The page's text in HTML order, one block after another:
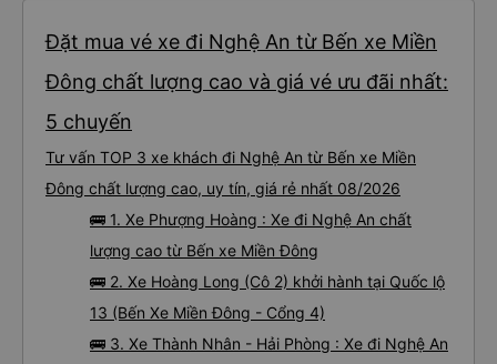
Đặt mua vé xe đi Nghệ An từ Bến xe Miền
Đông chất lượng cao và giá vé ưu đãi nhất:
5 chuyến
Tư vấn TOP 3 xe khách đi Nghệ An từ Bến xe Miền
Đông chất lượng cao, uy tín, giá rẻ nhất 08/2026
🚌 1. Xe Phượng Hoàng : Xe đi Nghệ An chất
lượng cao từ Bến xe Miền Đông
🚌 2. Xe Hoàng Long (Cô 2) khởi hành tại Quốc lộ
13 (Bến Xe Miền Đông - Cổng 4)
🚌 3. Xe Thành Nhân - Hải Phòng : Xe đi Nghệ An